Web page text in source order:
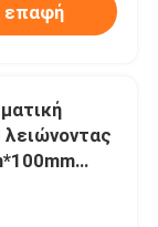
επαφή
λειώνοντας